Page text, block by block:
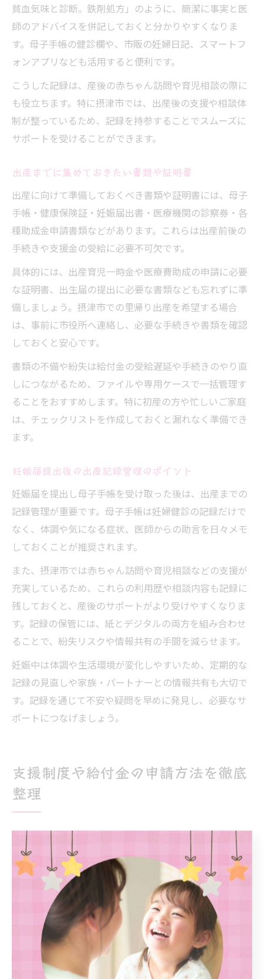
貧血気味と診断。鉄剤処方」のように、簡潔に事実と医
師のアドバイスを併記しておくと分かりやすくなりま
す。母子手帳の健診欄や、市販の妊婦日記、スマートフ
ォンアプリなども活用すると便利です。
こうした記録は、産後の赤ちゃん訪問や育児相談の際に
も役立ちます。特に摂津市では、出産後の支援や相談体
制が整っているため、記録を持参することでスムーズに
サポートを受けることができます。
出産までに集めておきたい書類や証明書
出産に向けて準備しておくべき書類や証明書には、母子
手帳・健康保険証・妊娠届出書・医療機関の診察券・各
種助成金申請書類などがあります。これらは出産前後の
手続きや支援金の受給に必要不可欠です。
具体的には、出産育児一時金や医療費助成の申請に必要
な証明書、出生届の提出に必要な書類なども忘れずに準
備しましょう。摂津市での里帰り出産を希望する場合
は、事前に市役所へ連絡し、必要な手続きや書類を確認
しておくと安心です。
書類の不備や紛失は給付金の受給遅延や手続きのやり直
しにつながるため、ファイルや専用ケースで一括管理す
ることをおすすめします。特に初産の方や忙しいご家庭
は、チェックリストを作成しておくと漏れなく準備でき
ます。
妊娠届提出後の出産記録管理のポイント
妊娠届を提出し母子手帳を受け取った後は、出産までの
記録管理が重要です。母子手帳は妊婦健診の記録だけで
なく、体調や気になる症状、医師からの助言を日々メモ
しておくことが推奨されます。
また、摂津市では赤ちゃん訪問や育児相談などの支援が
充実しているため、これらの利用歴や相談内容も記録に
残しておくと、産後のサポートがより受けやすくなりま
す。記録の保管には、紙とデジタルの両方を組み合わせ
ることで、紛失リスクや情報共有の手間を減らせます。
妊娠中は体調や生活環境が変化しやすいため、定期的な
記録の見直しや家族・パートナーとの情報共有も大切で
す。記録を通じて不安や疑問を早めに発見し、必要なサ
ポートにつなげましょう。
支援制度や給付金の申請方法を徹底
整理
出産に関する支援制度の申請手順を解説
摂津市で出産した際に利用できる支援制度には、出産育
児一時金や児童手当など複数の制度があります。これら
の申請手順は、出産直後から速やかに進めることが大切
です。まず、出産後に出生届を摂津市役所へ提出し、そ
の後必要な申請書類を揃えて各種給付金の申請を行いま